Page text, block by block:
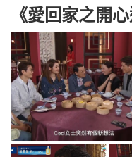
《愛回家之開